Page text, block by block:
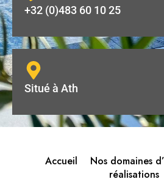
+32 (0)483 60 10 25
Situé à Ath
Accueil Nos domaines
réalisations